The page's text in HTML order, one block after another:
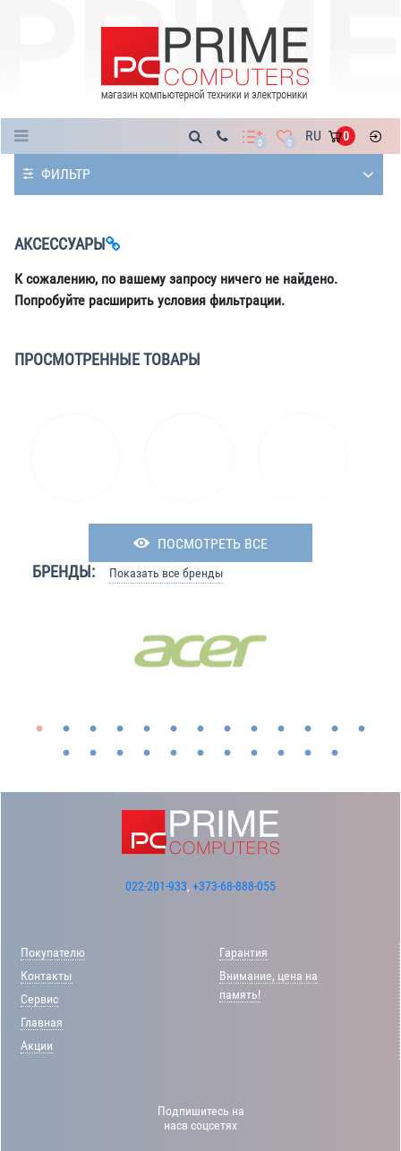
0 0 RU 0
ФИЛЬТР
АКСЕССУАРЫ
К сожалению, по вашему запросу ничего не найдено.
Попробуйте расширить условия фильтрации.
ПРОСМОТРЕННЫЕ ТОВАРЫ
ПОСМОТРЕТЬ ВСЕ
БРЕНДЫ: Показать все бренды
022-201-933, +373-68-888-055
Покупателю
Контакты
Сервис
Главная
Акции
Гарантия
Внимание, цена на
память!
Подпишитесь на
насв соцсетях